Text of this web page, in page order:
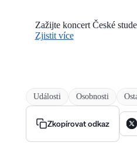
Zažijte koncert České
Zjistit více
Události Osobnosti
Zkopírovat odkaz